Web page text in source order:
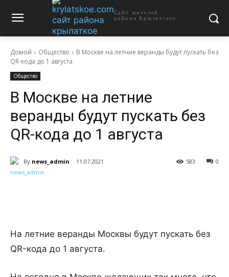
Сайт жителей
района Крылатское
Домой Общество
В Москве на летние веранды будут пускать без
QR-кода до 1 августа
Общество
В Москве на летние
веранды будут пускать без
QR-кода до 1 августа
By news_admin 11.07.2021 0
583
На летние веранды Москвы будут пускать без
QR-кода до 1 августа.